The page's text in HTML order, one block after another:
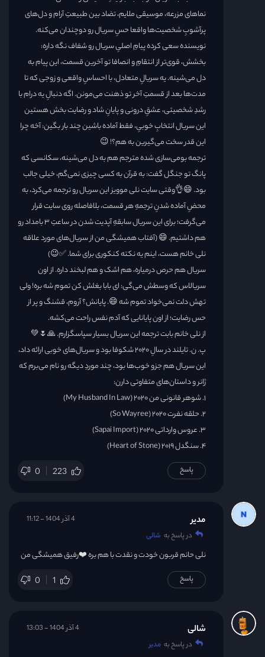
نماهای مزرعه، موسیقی ملایم، تضاد بین طبیعتِ آرام و دل‌های
پرآشوبِ شخصیت‌ها واقعا حسِ سریال رو دوچندان می‌کنه.
نویسنده سعی کرده پیامِ اصلیِ سریال رو شفاف نگه داره:
بخشش، قوی‌تر از انتقامِ و انصافا تو آخرین قسمت، این پیام به
دل می‌شینه. یه سریالِ متعادل، با احساسِ واقعی و زوجی که تا
مدت‌ها بعد از قسمتِ آخر تو ذهنت می‌مونن. اگه دنبالِ یه درام با
رشدِ شخصیتی، عشقِ درونی و پایانِ شاد و رضایت بخش هستین
این سریال انتخابِ خوبیِ، فقط آماده باشین چند بار بگین: آخه چرا
این قدر سخت می‌گیرین به هم؟! 😉
ترجمه بومی‌سازی شده مترجم هم به دل می‌شینه، سکانسی که
پانگ تو جنگل گفت: به قرآن به کسی چیزی نمی‌گم، خیلی جالب
بود. 😄👌وقتی سایت نلی موویز این سریال رو ترجمه می‌کرد، به
محضِ آماده شدنِ ترجمهِ هر قسمت، بلافاصله روی سایت قرار
می‌گرفت؛ برای این سریال سابقهِ آپدیت شدن در ساعتِ ۳ بامداد رو
هم داشتیم. 😄 (آفتاب همیشگی من از سریال‌های مورد علاقه
نلی خانم هست، اینم یه نکته کنکوری برای شما. ✅️😉)
سریال هم حرص درمیاره، هم اشک و هم لبخند داره. از اون
سریالاس که وسطش می‌گی: ای بابا بغلش کن تموم شه بره! ولی
تهش دلت نمی‌خواد تموم شه 😄. پایانش؟ آروم، قشنگ و پر از
حس رضایت؛ از اون پایانایی که آدم نفس راحت می‌‌کشه.
از نلی خانم بابت ترجمه این سریال بسیار سپاسگزارم. 🙏🌷💚
پ. ن. تایلند در سالِ ۲۰۲۰ شکوفا بود و سریال‌های خوبی ارائه داد،
این سریال هم جزو خوب‌ها بود، چند موردِ دیگه رو نام می‌برم که
ژانر و داستان‌های متفاوتی دارن:
۱. شوهر قانونی من ۲۰۲۰ (My Husband In Law)
۲. حلقه نفرت ۲۰۲۰ (So Wayree)
۳. عروس وارداتی ۲۰۲۰ (Sapai Import)
۴. سنگدل ۲۰۱۹ (Heart of Stone)
0 223 پاسخ
مدیر
در پاسخ به شالی
نلی حانم قربون خودت و نقدت با هم بره ❤️رفیق همیشگی من
0 1
4 آذر 1404 - 11:12
پاسخ
شالی
در پاسخ به مدیر
4 آذر 1404 - 13:03